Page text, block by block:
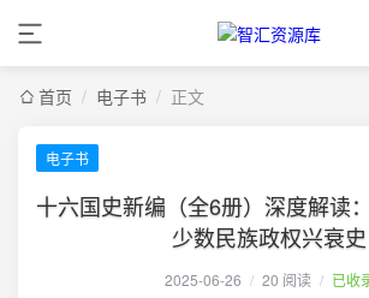
首页 / 电子书 / 正文
电子书
十六国史新编（全6册）深度解读
少数民族政权兴衰史
2025-06-26 / 20 阅读 / 已收